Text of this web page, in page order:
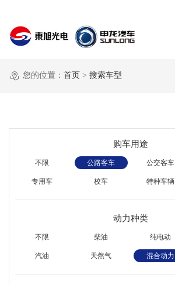
您的位置： 首页 > 搜索车型
购车用途
不限 公路客车 公交客车
专用车 校车 特种车辆
动力种类
不限 柴油 纯电动
汽油 天然气 混合动力